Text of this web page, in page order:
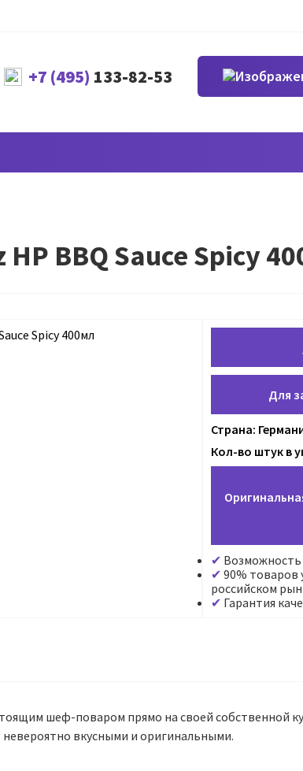
+7 (495) 133-82-53
HP BBQ Sauce Spicy
Для
Страна:
Кол-во штук в
Возможность
90% товаров
российском
Гарантия
шеф-поваром прямо на своей собственной
вкусными и оригинальными.